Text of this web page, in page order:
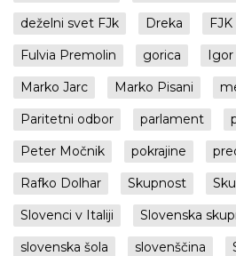
deželni svet FJk
Dreka FJK
Fulvia Premolin
gorica
Igor
Marko Jarc
Marko Pisani
Paritetni odbor
parlament
Peter Močnik
pokrajine
Rafko Dolhar
Skupnost
Slovenci v Italiji
Slovenska
slovenska šola
slovenščina